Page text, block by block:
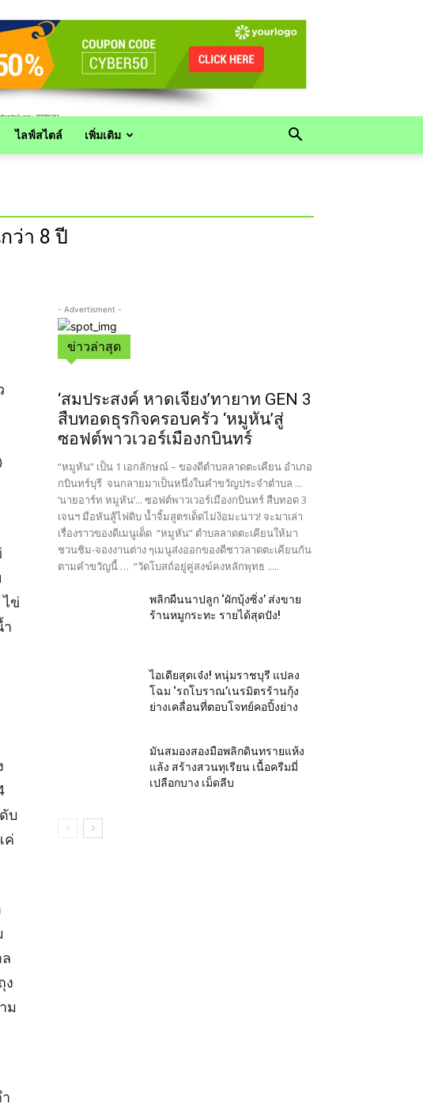
ไลฟ์สไตล์ เพิ่มเติม
ว่า 8 ปี
ข่
บ
ค่
ง
ม
- Advertisment -
ข่าวล่าสุด
‘สมประสงค์ หาดเจียง’ทายาท GEN 3
สืบทอดธุรกิจครอบครัว ‘หมูหัน’สู่
ซอฟต์พาวเวอร์เมืองกบินทร์
“หมูหัน” เป็น 1 เอกลักษณ์ – ของดีตำบลลาดตะเคียน อำเภอ
กบินทร์บุรี จนกลายมาเป็นหนึ่งในคำขวัญประจำตำบล ...
‘นายอาร์ท หมูหัน’... ซอฟต์พาวเวอร์เมืองกบินทร์ สืบทอด 3
เจนฯ มือหันสู้ไฟดิบ น้ำจิ้มสูตรเด็ดไม่ง้อมะนาว! จะมาเล่า
เรื่องราวของดีเมนูเด็ด “หมูหัน” ตำบลลาดตะเคียนให้มา
ชวนชิม-จองงานต่าง ๆเมนูส่งออกของดีชาวลาดตะเคียนกัน
ตามคำขวัญนี้ … “วัดโบสถ์อยู่คู่สงฆ์คงหลักพุทธ .....
พลิกผืนนาปลูก ‘ผักบุ้งซิ่ง’ ส่งขาย
ร้านหมูกระทะ รายได้สุดปัง!
ไอเดียสุดเจ๋ง! หนุ่มราชบุรี แปลง
โฉม ‘รถโบราณ’เนรมิตรร้านกุ้ง
ย่างเคลื่อนที่ตอบโจทย์คอปิ้งย่าง
มันสมองสองมือพลิกดินทรายแห้ง
แล้ง สร้างสวนทุเรียน เนื้อครีมมี่
เปลือกบาง เม็ดลีบ